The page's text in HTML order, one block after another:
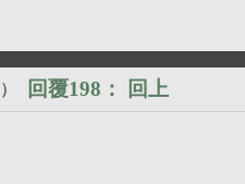
回覆198： 回上
）